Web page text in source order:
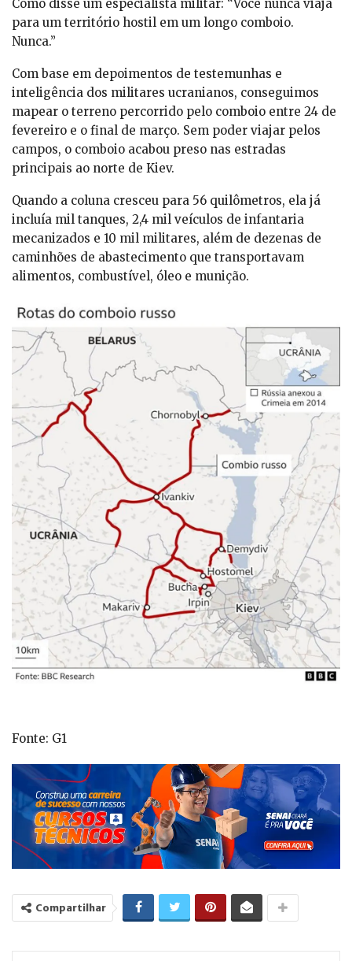
Como disse um especialista militar: “Você nunca viaja
para um território hostil em um longo comboio.
Nunca.”
Com base em depoimentos de testemunhas e
inteligência dos militares ucranianos, conseguimos
mapear o terreno percorrido pelo comboio entre 24 de
fevereiro e o final de março. Sem poder viajar pelos
campos, o comboio acabou preso nas estradas
principais ao norte de Kiev.
Quando a coluna cresceu para 56 quilômetros, ela já
incluía mil tanques, 2,4 mil veículos de infantaria
mecanizados e 10 mil militares, além de dezenas de
caminhões de abastecimento que transportavam
alimentos, combustível, óleo e munição.
Fonte: G1
Compartilhar